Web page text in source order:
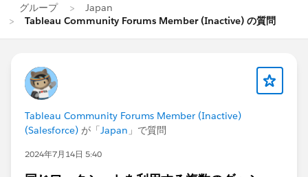
グループ
Japan
Tableau Community Forums Member (Inactive) の質問
Tableau Community Forums Member (Inactive)
(Salesforce) が「Japan 」で質問
2024年7月14日 5:40